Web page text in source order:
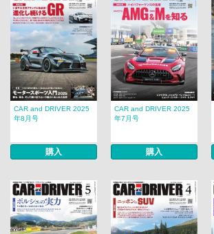
CAR and DRIVER 2025
年8月号
購入
CAR and DRIVER 2025
年7月号
購入